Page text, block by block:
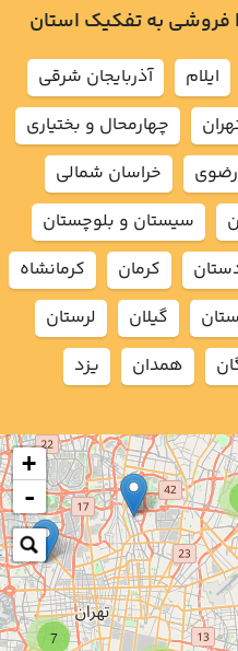
7
+
-
فروشی به تفکیک استان
ايلام
آذربايجان شرقي
چهارمحال و بختياري
خراسان شمالي
سيستان و بلوچستان
كرمان
كرمانشاه
گيلان
لرستان
همدان يزد